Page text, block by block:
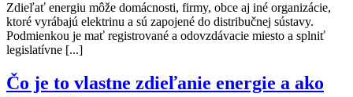
Zdieľať energiu môže domácnosti, firmy, obce aj iné organizácie,
ktoré vyrábajú elektrinu a sú zapojené do distribučnej sústavy.
Podmienkou je mať registrované a odovzdávacie miesto a splniť
legislatívne [...]
Čo je to vlastne zdieľanie energie a ako